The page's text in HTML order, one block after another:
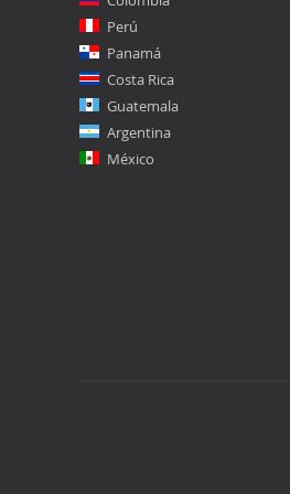
Perú
Panamá
Costa Rica
Guatemala
Argentina
México